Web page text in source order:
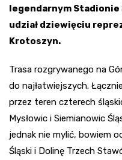
legendarnym Stadionie
udział dziewięciu
Krotoszyn.
Trasa rozgrywanego na
do najłatwiejszych.
przez teren czterech
Mysłowic i Siemianowic
jednak nie mylić, bowiem
Śląski i Dolinę Trzech